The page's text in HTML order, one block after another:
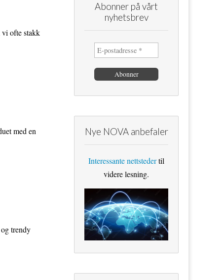
vi ofte stakk
med en
trendy
Abonner på vårt
nyhetsbrev
Nye NOVA anbefaler
Interessante nettstedertil
videre lesning.